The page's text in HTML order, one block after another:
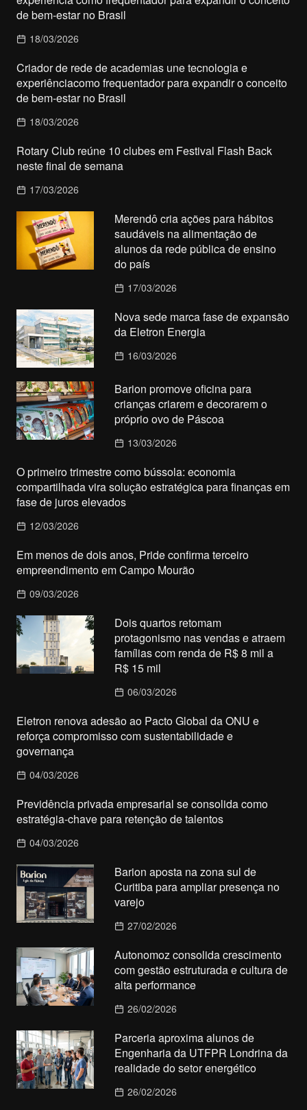
de bem-estar no Brasil
18/03/2026
Criador de rede de academias une tecnologia e
experiênciacomo frequentador para expandir o conceito
de bem-estar no Brasil
18/03/2026
Rotary Club reúne 10 clubes em Festival Flash Back
neste final de semana
17/03/2026
Merendô cria ações para hábitos
saudáveis na alimentação de
alunos da rede pública de ensino
do país
17/03/2026
Nova sede marca fase de expansão
da Eletron Energia
16/03/2026
Barion promove oficina para
crianças criarem e decorarem o
próprio ovo de Páscoa
13/03/2026
O primeiro trimestre como bússola: economia
compartilhada vira solução estratégica para finanças em
fase de juros elevados
12/03/2026
Em menos de dois anos, Pride confirma terceiro
empreendimento em Campo Mourão
09/03/2026
Dois quartos retomam
protagonismo nas vendas e atraem
famílias com renda de R$ 8 mil a
R$ 15 mil
06/03/2026
Eletron renova adesão ao Pacto Global da ONU e
reforça compromisso com sustentabilidade e
governança
04/03/2026
Previdência privada empresarial se consolida como
estratégia-chave para retenção de talentos
04/03/2026
Barion aposta na zona sul de
Curitiba para ampliar presença no
varejo
27/02/2026
Autonomoz consolida crescimento
com gestão estruturada e cultura de
alta performance
26/02/2026
Parceria aproxima alunos de
Engenharia da UTFPR Londrina da
realidade do setor energético
26/02/2026